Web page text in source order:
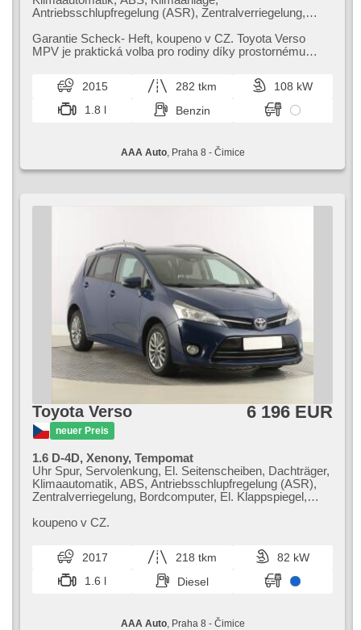
Antriebsschlupfregelung (ASR), Zentralverriegelung,
Stabilitätsprogramm (ESP), Nebelscheinwerfer, beheizte
Sitze, Scheibenwischersensor, starten per Taste,
Garantie Scheck​- Heft,​ koupeno v CZ. Toyota Verso
MPV je praktická volba pro rodiny díky prostornému
2015 282 tkm
108 kW
1.8 l
Benzin
AAA Auto, Praha 8 - Čimice
Toyota Verso
neuer Preis
6 196 EUR
1.6 D-4D, Xenony, Tempomat
Uhr Spur, Servolenkung, El. Seitenscheiben, Dachträger,
Klimaautomatik, ABS, Antriebsschlupfregelung (ASR),
Zentralverriegelung, Bordcomputer, El. Klappspiegel,
Nebelscheinwerfer, beheizte Sitze,
Anhängerkupplung, Reifendrucksensor, Handgetriebe
koupeno v CZ.
2017 218 tkm
82 kW
1.6 l
Diesel
AAA Auto, Praha 8 - Čimice